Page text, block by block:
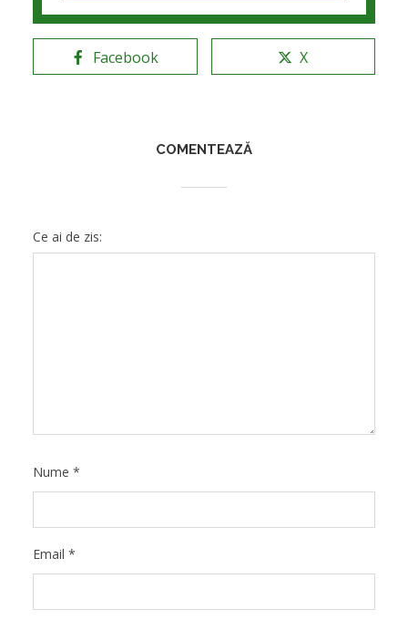
Facebook X
COMENTEAZĂ
Ce ai de zis:
Nume *
Email *